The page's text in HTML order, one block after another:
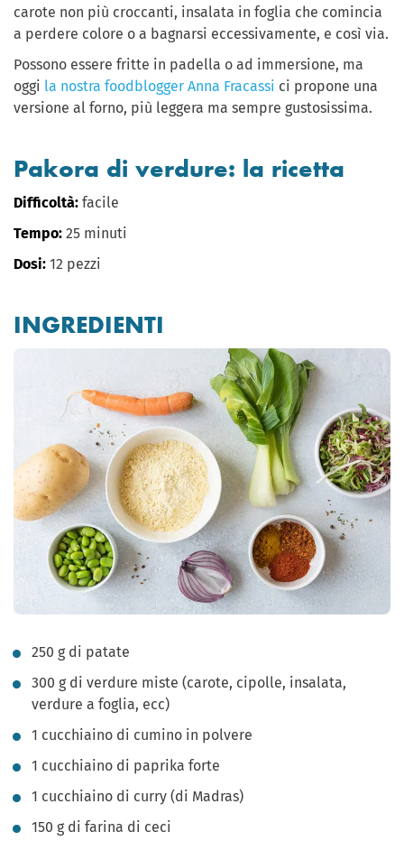
carote non più croccanti, insalata in foglia che comincia
a perdere colore o a bagnarsi eccessivamente, e così via.
Possono essere fritte in padella o ad immersione, ma
oggi la nostra foodblogger Anna Fracassi ci propone una
versione al forno, più leggera ma sempre gustosissima.
Pakora di verdure: la ricetta
Difficoltà: facile
Tempo: 25 minuti
Dosi: 12 pezzi
INGREDIENTI
250 g di patate
300 g di verdure miste (carote, cipolle, insalata,
verdure a foglia, ecc)
1 cucchiaino di cumino in polvere
1 cucchiaino di paprika forte
1 cucchiaino di curry (di Madras)
150 g di farina di ceci